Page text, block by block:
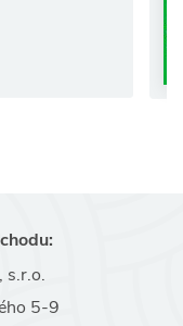
s.r.o.
5-9